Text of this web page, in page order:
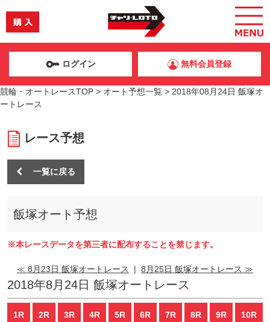
ログイン 無料会員登録
競輪・オートレースTOP > オート予想一覧 > 2018年08月24日 飯塚オ
ートレース
レース予想
一覧に戻る
飯塚オート予想
※本レースデータを第三者に配布することを禁じます。
≪ 8月23日 飯塚オートレース | 8月25日 飯塚オートレース ≫
2018年8月24日 飯塚オートレース
1R 2R 3R 4R 5R 6R 7R 8R 9R 10R